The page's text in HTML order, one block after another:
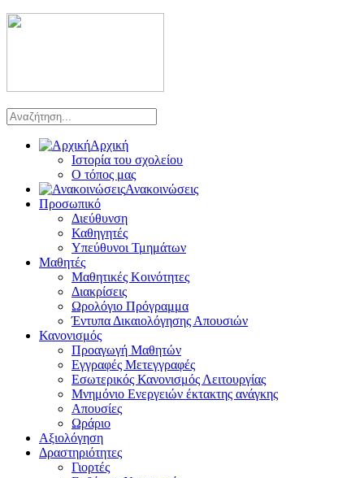
Αρχική
Ιστορία του σχολείου
Ο τόπος μας
Ανακοινώσεις
Προσωπικό
Διεύθυνση
Καθηγητές
Υπεύθυνοι Τμημάτων
Μαθητές
Μαθητικές Κοινότητες
Διακρίσεις
Ωρολόγιο Πρόγραμμα
Έντυπα Δικαιολόγησης Απουσιών
Κανονισμός
Προαγωγή Μαθητών
Εγγραφές Μετεγγραφές
Εσωτερικός Κανονισμός Λειτουργίας
Μνημόνιο Ενεργειών έκτακτης ανάγκης
Απουσίες
Ωράριο
Αξιολόγηση
Δραστηριότητες
Γιορτές